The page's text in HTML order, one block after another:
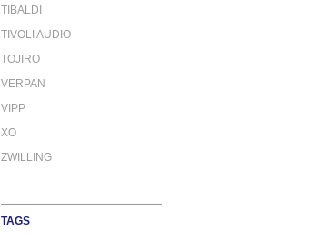
TIBALDI
TIVOLI AUDIO
TOJIRO
VERPAN
VIPP
XO
ZWILLING
TAGS